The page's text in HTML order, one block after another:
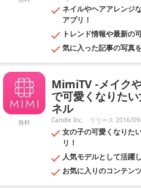
ネイルやヘアアレンジ
アプリ！
トレンド情報や最新の
気に入った記事の写真
無料
MimiTV -メイク
で可愛くなりた
ネル
Candle Inc. リリース 2016/
女の子の可愛くなりた
リ！
人気モデルとして活躍
お気に入りのコンテン